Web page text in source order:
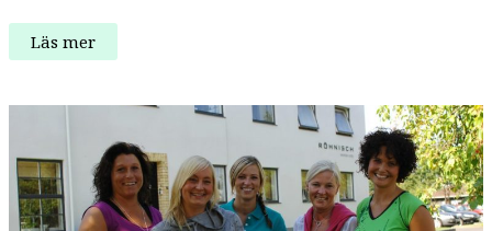
Thomas
Gustafsson
vibrationer
Läs mer